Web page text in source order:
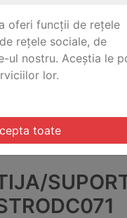
oferi funcții de rețele
rețele sociale, de
ul nostru. Aceștia le
lor.
toate